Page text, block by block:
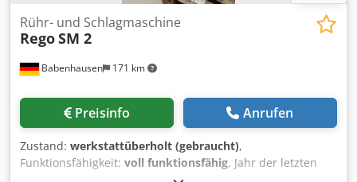
Babenhausen 171 km
Rühr- und Schlagmaschine
RegoSM 2
Preisinfo Anrufen
Zustand: werkstattüberholt (gebraucht),
Funktionsfähigkeit: voll funktionsfähig, Jahr der letzten